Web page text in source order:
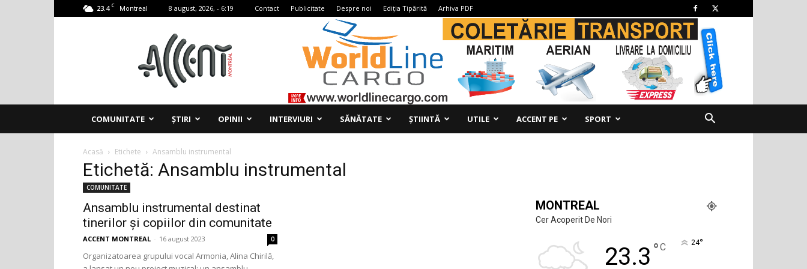
23.4 C Montreal 8 august, 2026, - 6:19 Contact Publicitate Despre noi Ediția Tipărită Arhiva PDF
Montreal
COMUNITATE ȘTIRI OPINII INTERVIURI SĂNĂTATE ȘTIINTĂ UTILE ACCENT PE SPORT
Acasă Etichete Ansamblu instrumental
Etichetă: Ansamblu instrumental
COMUNITATE
Ansamblu instrumental destinat
tinerilor și copiilor din comunitate
ACCENT MONTREAL - 16 august 2023 0
Organizatoarea grupului vocal Armonia, Alina Chirilă,
MONTREAL
Cer Acoperit De Nori
23.3 °C 24°